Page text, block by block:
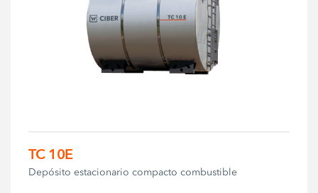
TC 10E
Depósito estacionario compacto combustible